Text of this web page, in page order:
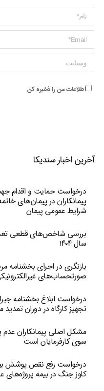
Name *
ایمیل *
وبسایت
اطلاعات من را ذخیره کن
آخرین اخبار سندیکا
درخواست حمایت و اقدام
شرایط عمومی پیمان
بررسی شاخص‌های قطعی
سال ۱۴۰۴
بازنگری در اجرای بخشنامه
صورتحساب‌های
درخواست ابلاغ بخشنامه
تجهیز کارگاه در دوران تمدید
مشکل اصلی پیمانکاران عدم
سوی کارفرمایان است
درخواست رفع نقص پوشش
کلوز جنگ در بیمه پروژه‌های